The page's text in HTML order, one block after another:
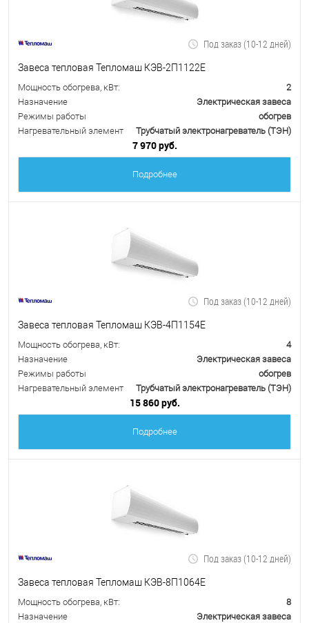
Под заказ (10-12 дней)
Завеса тепловая Тепломаш КЭВ-2П1122Е
Мощность обогрева, кВт:
2
Назначение
Электрическая завеса
Режимы работы
обогрев
Нагревательный элемент
Трубчатый электронагреватель (ТЭН)
7 970 руб.
Подробнее
Под заказ (10-12 дней)
Завеса тепловая Тепломаш КЭВ-4П1154Е
Мощность обогрева, кВт:
4
Назначение
Электрическая завеса
Режимы работы
обогрев
Нагревательный элемент
Трубчатый электронагреватель (ТЭН)
15 860 руб.
Подробнее
Под заказ (10-12 дней)
Завеса тепловая Тепломаш КЭВ-8П1064Е
Мощность обогрева, кВт:
8
Назначение
Электрическая завеса